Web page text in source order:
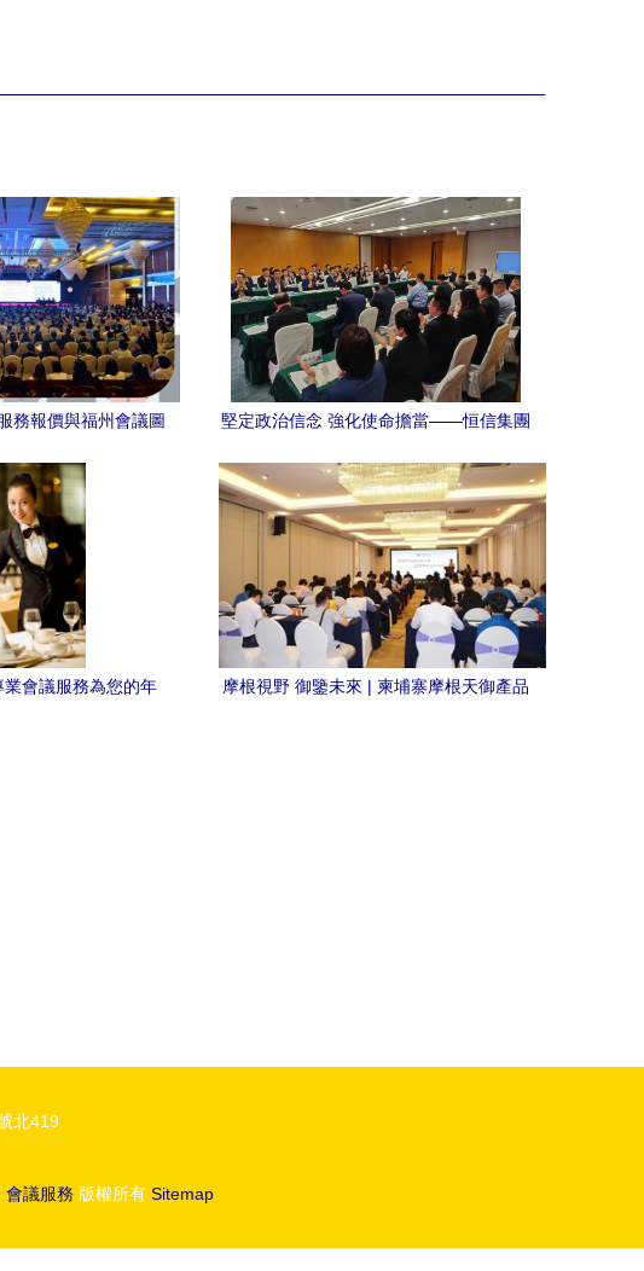
務報價與福州會議圖
堅定政治信念 強化使命擔當——恒信集團
學習會紀實
專業會議服務為您的年
摩根視野 御鑒未來 | 柬埔寨摩根天御產品
北419
會議服務 版權所有 Sitemap